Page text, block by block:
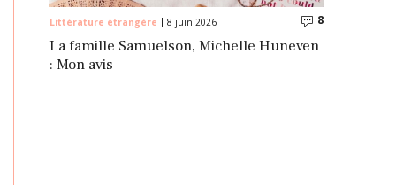
Littérature étrangère 8 juin 2026 8
La famille Samuelson, Michelle Huneven
: Mon avis